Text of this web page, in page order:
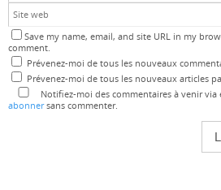
Save my name, email, and site URL in my
comment.
Prévenez-moi de tous les nouveaux
Prévenez-moi de tous les nouveaux articles
Notifiez-moi des commentaires à venir via
abonnersans commenter.